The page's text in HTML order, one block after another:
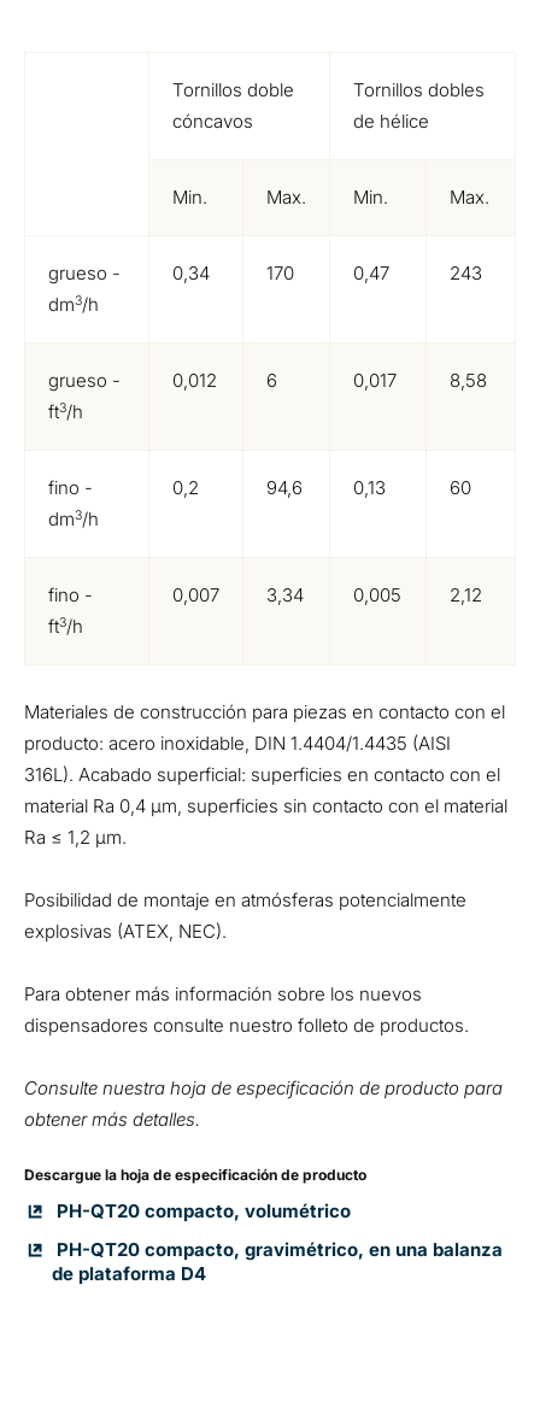
Tornillos doble
cóncavos
Tornillos dobles
de hélice
Min. Max. Min. Max.
grueso -
dm3/h
0,34 170 0,47 243
grueso -
ft3/h
0,012 6 0,017 8,58
fino -
dm3/h
0,2 94,6 0,13 60
fino -
ft3/h
0,007 3,34 0,005 2,12
Materiales de construcción para piezas en contacto con el
producto: acero inoxidable, DIN 1.4404/1.4435 (AISI
316L). Acabado superficial: superficies en contacto con el
material Ra 0,4 µm, superficies sin contacto con el material
Ra ≤ 1,2 µm.
Posibilidad de montaje en atmósferas potencialmente
explosivas (ATEX, NEC).
Para obtener más información sobre los nuevos
dispensadores consulte nuestro folleto de productos.
Consulte nuestra hoja de especificación de producto para
obtener más detalles.
Descargue la hoja de especificación de producto
PH-QT20 compacto, volumétrico
PH-QT20 compacto, gravimétrico, en una balanza
de plataforma D4